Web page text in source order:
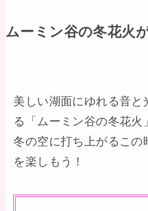
ムーミン谷の冬花火
美しい湖面にゆれる音と
る「ムーミン谷の冬花火」
冬の空に打ち上がるこの
を楽しもう！